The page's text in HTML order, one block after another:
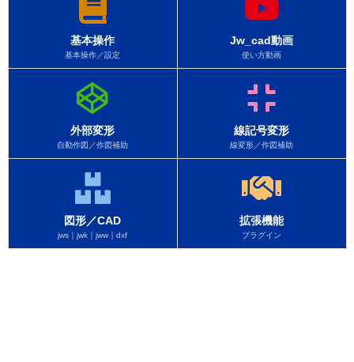
基本操作
基本操作／設定
Jw_cad動画
使い方動画
外部変形
自動作図／作図補助
線記号変形
線変形／作図補助
図形／CAD
jws｜jwk｜jww｜dxf
拡張機能
プラグイン